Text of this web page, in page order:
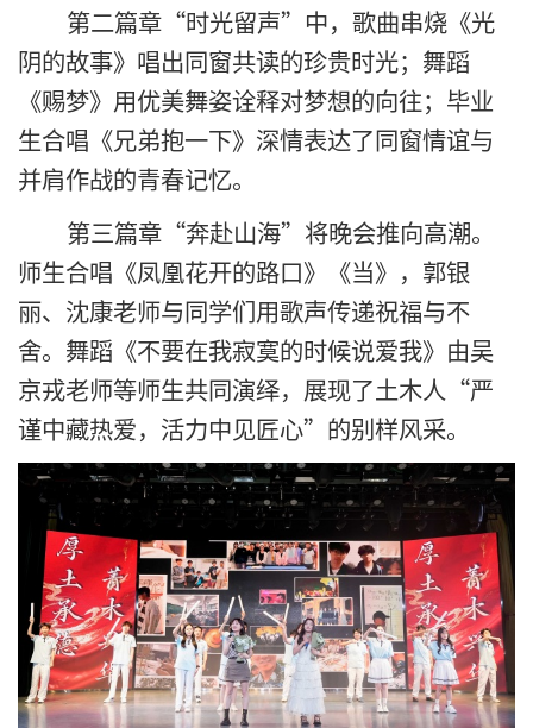
第二篇章“时光留声”中，歌曲串烧《光
阴的故事》唱出同窗共读的珍贵时光；舞蹈
《赐梦》用优美舞姿诠释对梦想的向往；毕业
生合唱《兄弟抱一下》深情表达了同窗情谊与
并肩作战的青春记忆。
第三篇章“奔赴山海”将晚会推向高潮。
师生合唱《凤凰花开的路口》《当》，郭银
丽、沈康老师与同学们用歌声传递祝福与不
舍。舞蹈《不要在我寂寞的时候说爱我》由吴
京戎老师等师生共同演绎，展现了土木人“严
谨中藏热爱，活力中见匠心”的别样风采。